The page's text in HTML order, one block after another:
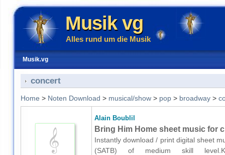
Musik vg
Alles rund um die Musik
Musik.vg
concert
Home > Noten Download > musical/show> pop> broadway>
Alain Boublil
Bring Him Home sheet music for
Instantly download / print digital sheet
(SATB) of medium skill